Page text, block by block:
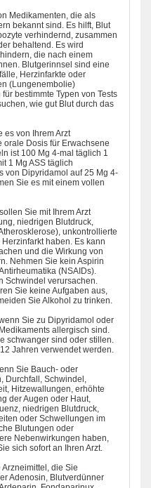
Medikamenten, die als
bekannt sind. Es hilft, Blut
verhindernd, zusammen
behaltend. Es wird
die nach einem
Blutgerinnsel sind eine
Herzinfarkte oder
(Lungenembolie)
bestimmte Typen von Tests
wie gut Blut durch das
es von Ihrem Arzt
Dosis für Erwachsene
ist 100 Mg 4-mal täglich 1
1 Mg ASS täglich
von Dipyridamol auf 25 Mg 4-
Sie es mit einem vollen
Sie mit Ihrem Arzt
niedrigen Blutdruck,
unkontrollierte
haben. Es kann
und die Wirkung von
Nehmen Sie kein Aspirin
(NSAIDs).
Schwindel verursachen.
Sie keine Aufgaben aus,
Sie Alkohol zu trinken.
Sie zu Dipyridamol oder
allergisch sind.
schwanger sind oder stillen.
Jahren verwendet werden.
Sie Bauch- oder
Durchfall, Schwindel,
Hitzewallungen, erhöhte
der Augen oder Haut,
niedrigen Blutdruck,
oder Schwellungen im
Blutungen oder
Nebenwirkungen haben,
sich sofort an Ihren Arzt.
Arzneimittel, die Sie
Adenosin, Blutverdünner